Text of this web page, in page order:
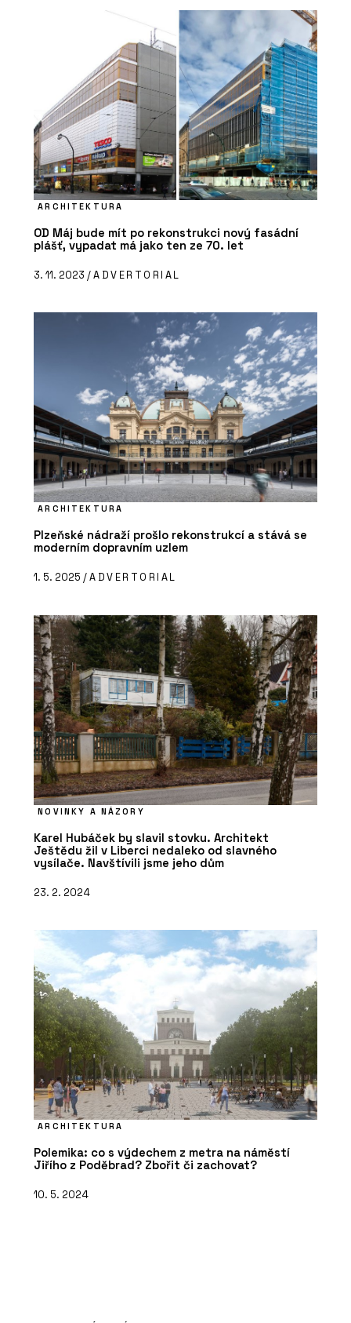
ARCHITEKTURA
OD Máj bude mít po rekonstrukci nový fasádní
plášť, vypadat má jako ten ze 70. let
3. 11. 2023 /ADVERTORIAL
ARCHITEKTURA
Plzeňské nádraží prošlo rekonstrukcí a stává se
moderním dopravním uzlem
1. 5. 2025 /ADVERTORIAL
NOVINKY A NÁZORY
Karel Hubáček by slavil stovku. Architekt
Ještědu žil v Liberci nedaleko od slavného
vysílače. Navštívili jsme jeho dům
23. 2. 2024
ARCHITEKTURA
Polemika: co s výdechem z metra na náměstí
Jiřího z Poděbrad? Zbořit či zachovat?
10. 5. 2024